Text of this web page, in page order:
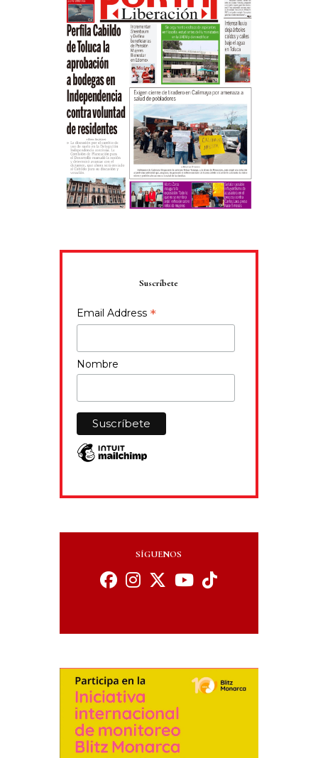
Suscríbete
Email Address *
Nombre
SÍGUENOS